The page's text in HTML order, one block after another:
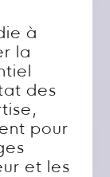
à
la
des
pour
et les